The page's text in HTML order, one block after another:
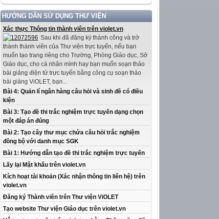
HƯỚNG DẪN SỬ DỤNG THƯ VIỆN
Xác thực Thông tin thành viên trên violet.vn
Sau khi đã đăng ký thành công và trở
thành thành viên của Thư viện trực tuyến, nếu bạn
muốn tạo trang riêng cho Trường, Phòng Giáo dục, Sở
Giáo dục, cho cá nhân mình hay bạn muốn soạn thảo
bài giảng điện tử trực tuyến bằng công cụ soạn thảo
bài giảng ViOLET, bạn...
Bài 4: Quản lí ngân hàng câu hỏi và sinh đề có điều
kiện
Bài 3: Tạo đề thi trắc nghiệm trực tuyến dạng chọn
một đáp án đúng
Bài 2: Tạo cây thư mục chứa câu hỏi trắc nghiệm
đồng bộ với danh mục SGK
Bài 1: Hướng dẫn tạo đề thi trắc nghiệm trực tuyến
Lấy lại Mật khẩu trên violet.vn
Kích hoạt tài khoản (Xác nhận thông tin liên hệ) trên
violet.vn
Đăng ký Thành viên trên Thư viện ViOLET
Tạo website Thư viện Giáo dục trên violet.vn